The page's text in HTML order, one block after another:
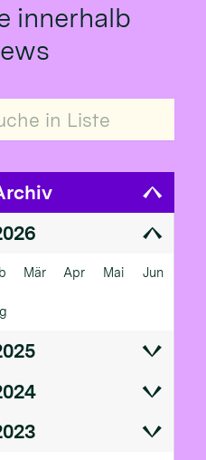
innerhalb
Liste
Mär Apr Mai Jun